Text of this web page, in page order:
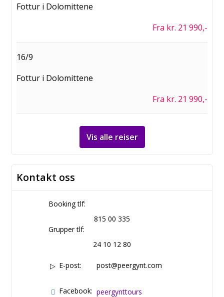
Fottur i Dolomittene
Fra kr. 21 990,-
16/9
Fottur i Dolomittene
Fra kr. 21 990,-
Vis alle reiser
Kontakt oss
Booking tlf:
815 00 335
Grupper tlf:
24 10 12 80
E-post: post@peergynt.com
Facebook: peergynttours